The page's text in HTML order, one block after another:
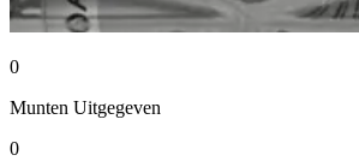
0
Munten Uitgegeven
0